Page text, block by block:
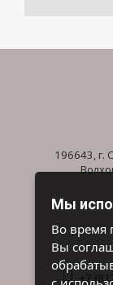
196643, г.
+7
Мы
Во время
Вы